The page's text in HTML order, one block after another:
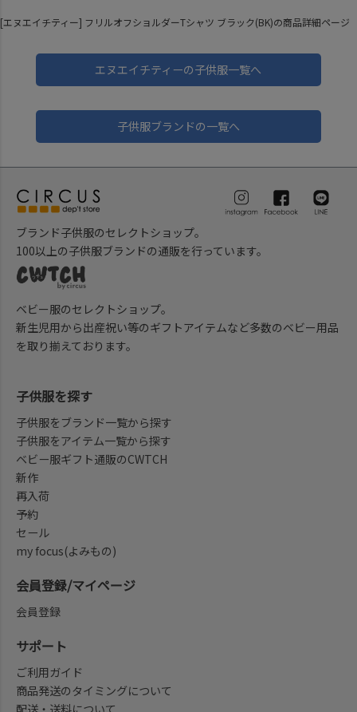
[エヌエイチティー] フリルオフショルダーTシャツ ブラック(BK)の商品詳細ページ
エヌエイチティーの子供服一覧へ
子供服ブランドの一覧へ
ブランド子供服のセレクトショップ。
100以上の子供服ブランドの通販を行っています。
ベビー服のセレクトショップ。
新生児用から出産祝い等のギフトアイテムなど多数のベビー用品
を取り揃えております。
子供服を探す
子供服をブランド一覧から探す
子供服をアイテム一覧から探す
ベビー服ギフト通販のCWTCH
新作
再入荷
予約
セール
my focus(よみもの)
会員登録/マイページ
会員登録
サポート
ご利用ガイド
商品発送のタイミングについて